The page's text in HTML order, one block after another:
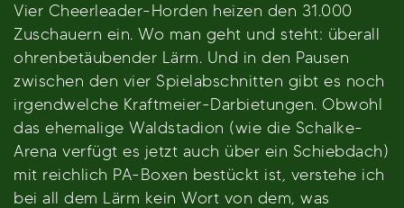
Vier Cheerleader-Horden heizen den 31.000
Zuschauern ein. Wo man geht und steht: überall
ohrenbetäubender Lärm. Und in den Pausen
zwischen den vier Spielabschnitten gibt es noch
irgendwelche Kraftmeier-Darbietungen. Obwohl
das ehemalige Waldstadion (wie die Schalke-
Arena verfügt es jetzt auch über ein Schiebdach)
mit reichlich PA-Boxen bestückt ist, verstehe ich
bei all dem Lärm kein Wort von dem, was